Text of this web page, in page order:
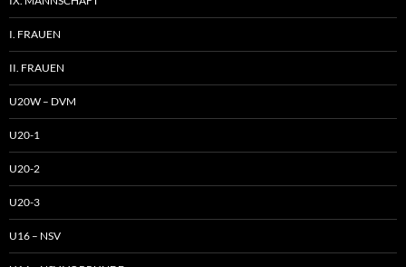
I. FRAUEN
II. FRAUEN
U20W – DVM
U20-1
U20-2
U20-3
U16 – NSV